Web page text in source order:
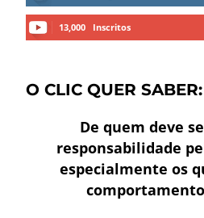
13,000 Inscritos
O CLIC QUER SABER:
De quem deve
responsabilidade
especialmente os